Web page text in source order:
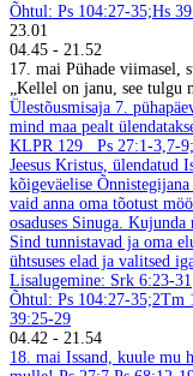
Õhtul: Ps 104:27-35;Hs
23.01
04.45 - 21.52
17. mai Pühade viimasel,
„Kellel on janu, see tulgu
Ülestõusmisaja 7.
mind maa pealt
KLPR 129
Ps 27:1-3,7-
Jeesus Kristus, ülendatud
kõigeväelise
vaid anna oma tõotust
osaduses Sinuga.
Sind tunnistavad ja oma
ühtsuses elad ja valitsed
Lisalugemine: Srk 6:23-31
Õhtul: Ps 104:27-35;2Tm
39:25-29
04.42 - 21.54
18. mai Issand, kuule mu